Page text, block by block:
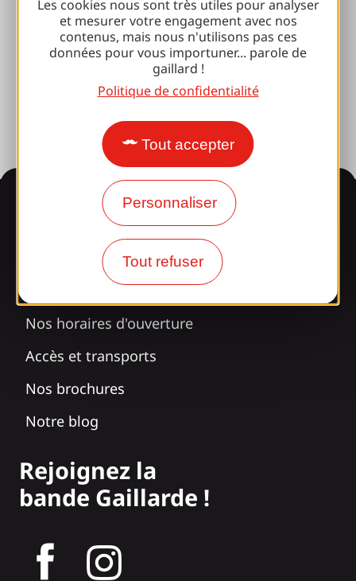
Les cookies nous sont très utiles pour analyser
et mesurer votre engagement avec nos
contenus, mais nous n'utilisons pas ces
données pour vous importuner... parole de
gaillard !
Politique de confidentialité
Tout accepter
Personnaliser
Tout refuser
Brive 100 % Evénement
Photothèque
Espace presse
Informations
Surpris par notre design ?
Nos horaires d'ouverture
Accès et transports
Nos brochures
Notre blog
Rejoignez la
bande Gaillarde !